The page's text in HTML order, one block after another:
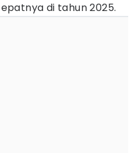
di tahun 2025.